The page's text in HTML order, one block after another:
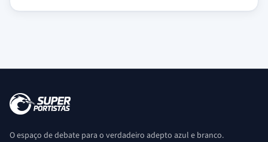
O espaço de debate para o verdadeiro adepto azul e branco.